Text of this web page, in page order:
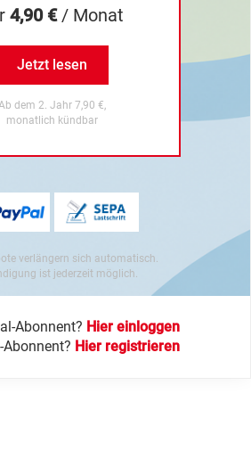
4,90 €/ Monat
Jetzt lesen
dem 2. Jahr 7,90 €,
monatlich kündbar
verlängern sich automatisch.
ist jederzeit möglich.
Abonnent? Hier einloggen
Abonnent? Hier registrieren